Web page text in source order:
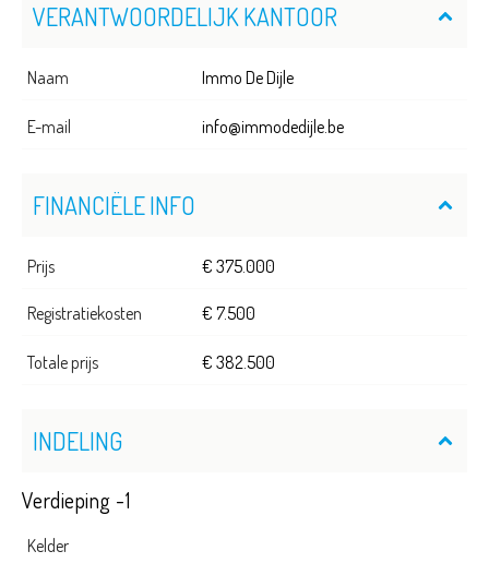
VERANTWOORDELIJK KANTOOR
Naam Immo De Dijle
E-mail info@immodedijle.be
FINANCIËLE INFO
Prijs € 375.000
Registratiekosten € 7.500
Totale prijs € 382.500
INDELING
Verdieping -1
Kelder